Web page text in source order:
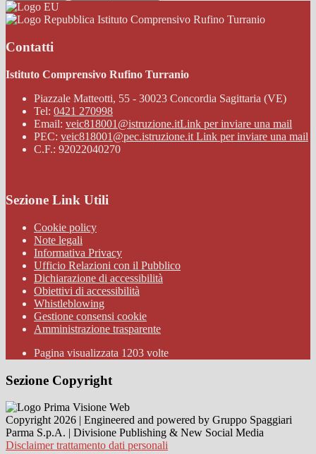
Istituto Comprensivo Rufino Turranio
Contatti
Istituto Comprensivo Rufino Turranio
Piazzale Matteotti, 55 - 30023 Concordia Sagittaria (VE)
Tel: 0421 270998
Email: veic818001@istruzione.itLink per inviare una mail
PEC: veic818001@pec.istruzione.it Link per inviare una mail
C.F.: 92022040270
Sezione Link Utili
Cookie policy
Note legali
Informativa Privacy
Ufficio Relazioni con il Pubblico
Dichiarazione di accessibilità
Obiettivi di accessibilità
Whistleblowing
Gestione consensi cookie
Amministrazione trasparente
Pagina visualizzata 1203 volte
Sezione Copyright
Copyright 2026 | Engineered and powered by Gruppo Spaggiari
Parma S.p.A. | Divisione Publishing & New Social Media
Disclaimer trattamento dati personali